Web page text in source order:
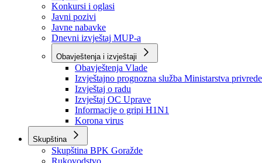
Sve vijesti
Izdvojeno
Najave
Konkursi i oglasi
Javni pozivi
Javne nabavke
Dnevni izvještaj MUP-a
Obavještenja i izvještaji
Obavještenja Vlade
Izvještajno prognozna služba Ministarstva privrede
Izvještaj o radu
Izvještaj OC Uprave
Informacije o gripi H1N1
Korona virus